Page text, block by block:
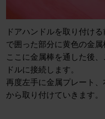
ドアハンドルを取り付け
で囲った部分に黄色の金属
ここに金属棒を通した後
ドルに接続します。
再度左手に金属プレート
から取り付けていきます。